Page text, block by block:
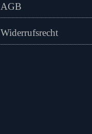
AGB
Widerrufsrecht